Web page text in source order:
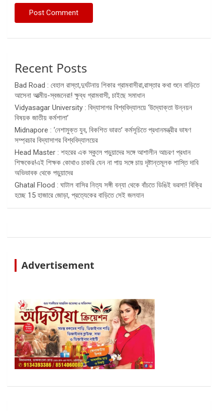
Recent Posts
Bad Road : বেহাল রাস্তা,দুর্ঘটনায় শিকার গ্রামবাসীরা,রাস্তার কথা শুনে বাড়িতে
আসেনা আত্মীয়-স্বজনেরা! ক্ষুব্ধ গ্রামবাসী, চাইছে সমাধান
Vidyasagar University : বিদ্যাসাগর বিশ্ববিদ্যালয়ে ‘উদ্যোক্তা উন্নয়ন
বিষয়ক জাতীয় কর্মশালা’
Midnapore : ‘নেশামুক্ত যুব, বিকশিত ভারত’ কর্মসূচিতে প্রধানমন্ত্রীর ভাষণ
সম্প্রচার বিদ্যাসাগর বিশ্ববিদ্যালয়ের
Head Master : শহরের এক স্কুলে পড়ুয়াদের সঙ্গে আশালীন আচরণ প্রধান
শিক্ষকের!এই শিক্ষক কোথাও চাকরি যেন না পায় সঙ্গে চায় দৃষ্টান্তমূলক শাস্তি দাবি
অভিভাবক থেকে পড়ুয়াদের
Ghatal Flood : ঘাটাল বাসির নিত্য সঙ্গী বন্যা থেকে বাঁচতে ডিঙিই ভরসা! বিক্রি
হচ্ছে 15 হাজারে জোড়া, প্রত্যেকের বাড়িতে সেই জলযান
Advertisement